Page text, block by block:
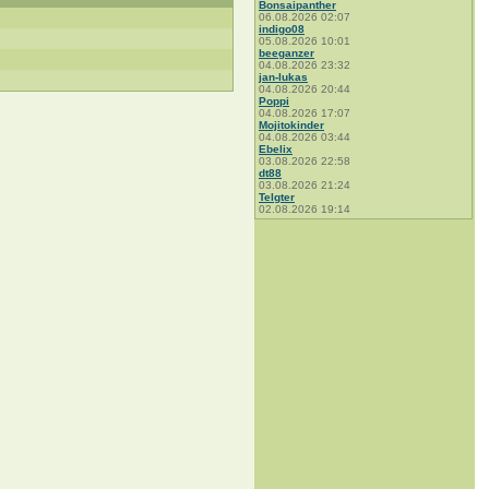
Bonsaipanther
06.08.2026 02:07
indigo08
05.08.2026 10:01
beeganzer
04.08.2026 23:32
jan-lukas
04.08.2026 20:44
Poppi
04.08.2026 17:07
Mojitokinder
04.08.2026 03:44
Ebelix
03.08.2026 22:58
dt88
03.08.2026 21:24
Telgter
02.08.2026 19:14